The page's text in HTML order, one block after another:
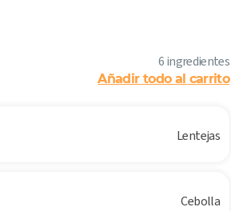
6 ingredientes
Añadir todo al carrito
Lentejas
Cebolla